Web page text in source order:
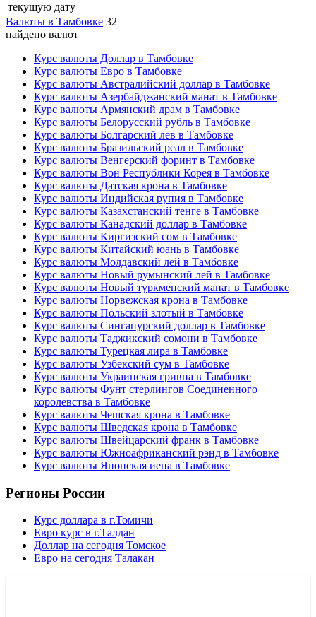
текущую дату
Валюты в Тамбовке 32
найдено валют
Курс валюты Доллар в Тамбовке
Курс валюты Евро в Тамбовке
Курс валюты Австралийский доллар в Тамбовке
Курс валюты Азербайджанский манат в Тамбовке
Курс валюты Армянский драм в Тамбовке
Курс валюты Белорусский рубль в Тамбовке
Курс валюты Болгарский лев в Тамбовке
Курс валюты Бразильский реал в Тамбовке
Курс валюты Венгерский форинт в Тамбовке
Курс валюты Вон Республики Корея в Тамбовке
Курс валюты Датская крона в Тамбовке
Курс валюты Индийская рупия в Тамбовке
Курс валюты Казахстанский тенге в Тамбовке
Курс валюты Канадский доллар в Тамбовке
Курс валюты Киргизский сом в Тамбовке
Курс валюты Китайский юань в Тамбовке
Курс валюты Молдавский лей в Тамбовке
Курс валюты Новый румынский лей в Тамбовке
Курс валюты Новый туркменский манат в Тамбовке
Курс валюты Норвежская крона в Тамбовке
Курс валюты Польский злотый в Тамбовке
Курс валюты Сингапурский доллар в Тамбовке
Курс валюты Таджикский сомони в Тамбовке
Курс валюты Турецкая лира в Тамбовке
Курс валюты Узбекский сум в Тамбовке
Курс валюты Украинская гривна в Тамбовке
Курс валюты Фунт стерлингов Соединенного
королевства в Тамбовке
Курс валюты Чешская крона в Тамбовке
Курс валюты Шведская крона в Тамбовке
Курс валюты Швейцарский франк в Тамбовке
Курс валюты Южноафриканский рэнд в Тамбовке
Курс валюты Японская иена в Тамбовке
Регионы России
Курс доллара в г.Томичи
Евро курс в г.Талдан
Доллар на сегодня Томское
Евро на сегодня Талакан